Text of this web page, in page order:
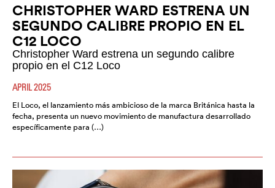
CHRISTOPHER WARD ESTRENA UN
SEGUNDO CALIBRE PROPIO EN EL
C12 LOCO
Christopher Ward estrena un segundo calibre
propio en el C12 Loco
APRIL 2025
El Loco, el lanzamiento más ambicioso de la marca Británica hasta la
fecha, presenta un nuevo movimiento de manufactura desarrollado
específicamente para (…)